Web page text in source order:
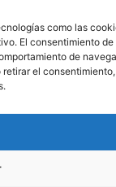
como las
El consentimiento de
de
el